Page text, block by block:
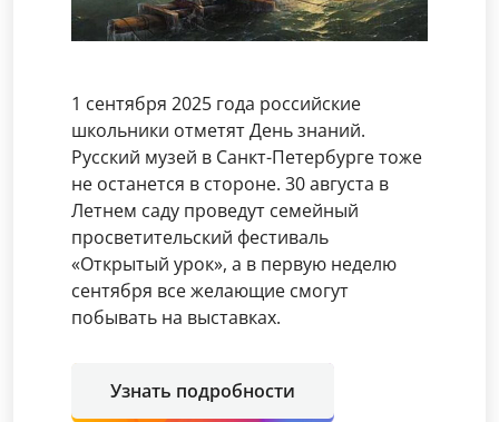
1 сентября 2025 года российские
школьники отметят День знаний.
Русский музей в Санкт-Петербурге тоже
не останется в стороне. 30 августа в
Летнем саду проведут семейный
просветительский фестиваль
«Открытый урок», а в первую неделю
сентября все желающие смогут
побывать на выставках.
Узнать подробности